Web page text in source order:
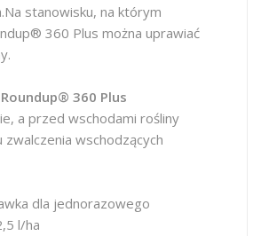
stanowisku, na którym
360 Plus można uprawiać
360 Plus
a przed wschodami rośliny
wschodzących
dla jednorazowego
l/ha